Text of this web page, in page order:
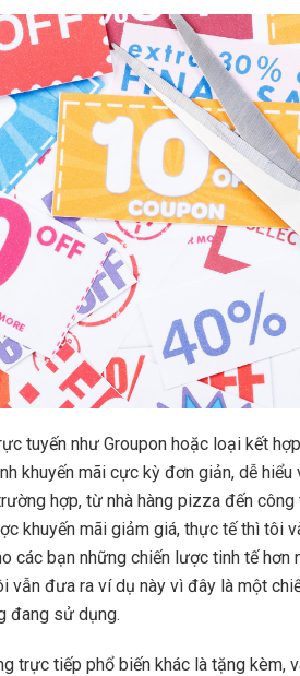
tuyến như Groupon hoặc loại kết
khuyến mãi cực kỳ đơn giản, dễ
hợp, từ nhà hàng pizza đến
khuyến mãi giảm giá, thực tế thì tôi
các bạn những chiến lược tinh tế hơn
vẫn đưa ra ví dụ này vì đây là một
đang sử dụng.
trực tiếp phổ biến khác là tặng kèm,